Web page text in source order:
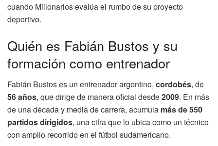
cuando Millonarios evalúa el rumbo de su proyecto
deportivo.
Quién es Fabián Bustos y su
formación como entrenador
Fabián Bustos es un entrenador argentino, cordobés, de
56 años, que dirige de manera oficial desde2009. En más
de una década y media de carrera, acumula más de 550
partidos dirigidos, una cifra que lo ubica como un técnico
con amplio recorrido en el fútbol sudamericano.